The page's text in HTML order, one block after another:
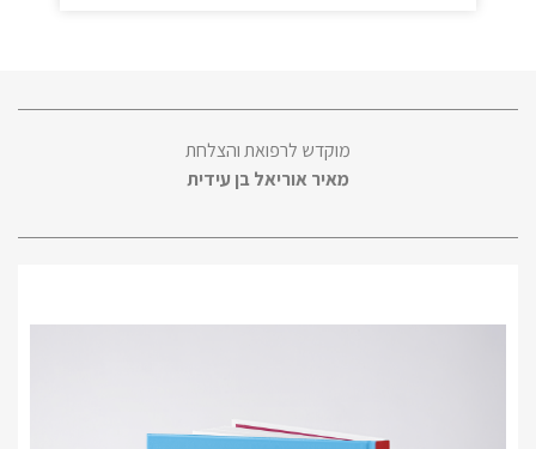
מוקדש לרפואת והצלחת
מאיר אוריאל בן עידית